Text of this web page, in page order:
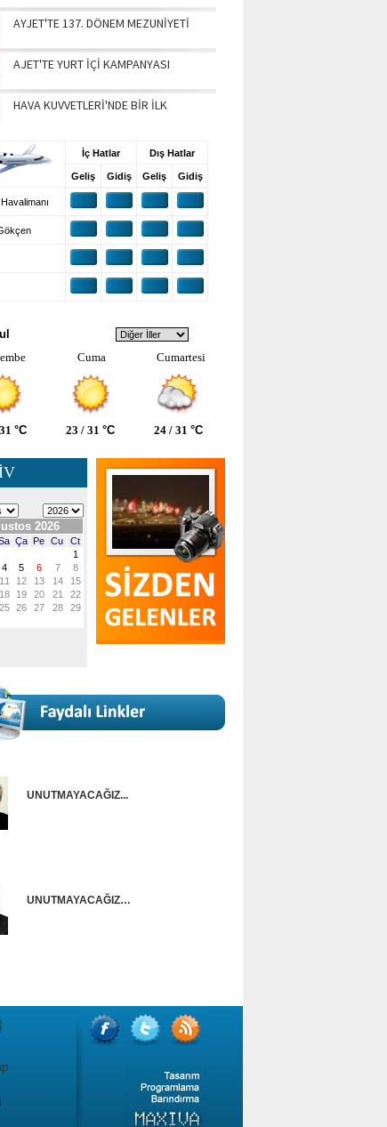
AYJET'TE 137. DÖNEM MEZUNİYETİ
AJET'TE YURT İÇİ KAMPANYASI
HAVA KUVVETLERİ'NDE BİR İLK
İç Hatlar Dış Hatlar
Geliş Gidiş Geliş Gidiş
Cuma Cumartesi
°C 23 / 31 °C 24 / 31 °C
UNUTMAYACAĞIZ...
UNUTMAYACAĞIZ…